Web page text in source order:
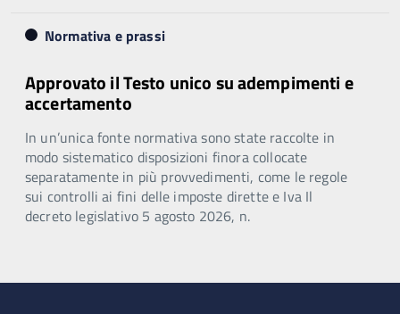
Normativa e prassi
Approvato il Testo unico su adempimenti e
accertamento
In un’unica fonte normativa sono state raccolte in
modo sistematico disposizioni finora collocate
separatamente in più provvedimenti, come le regole
sui controlli ai fini delle imposte dirette e Iva Il
decreto legislativo 5 agosto 2026, n.